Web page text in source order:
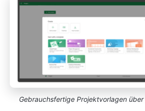
Gebrauchsfertige Projektvorlagen über